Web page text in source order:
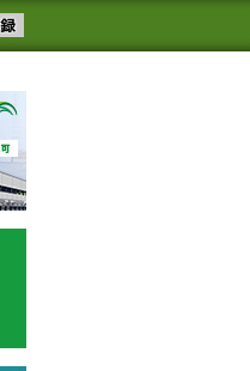
スメール配信を登録す